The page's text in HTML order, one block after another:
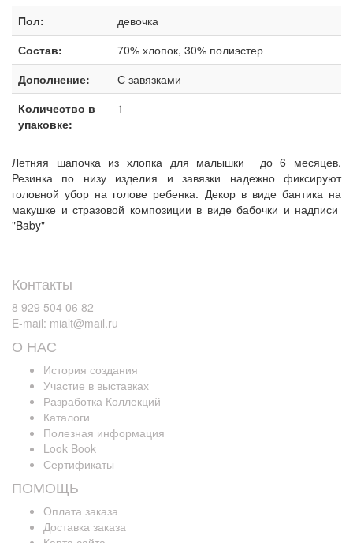
Пол:
девочка
Состав:
70% хлопок, 30% полиэстер
Дополнение:
С завязками
Количество в
упаковке:
1
Летняя шапочка из хлопка для малышки до 6 месяцев.
Резинка по низу изделия и завязки надежно фиксируют
головной убор на голове ребенка. Декор в виде бантика на
макушке и стразовой композиции в виде бабочки и надписи
"Baby"
Контакты
8 929 504 06 82
E-mail: mialt@mail.ru
О НАС
История создания
Участие в выставках
Разработка Коллекций
Каталоги
Полезная информация
Look Book
Сертификаты
ПОМОЩЬ
Оплата заказа
Доставка заказа